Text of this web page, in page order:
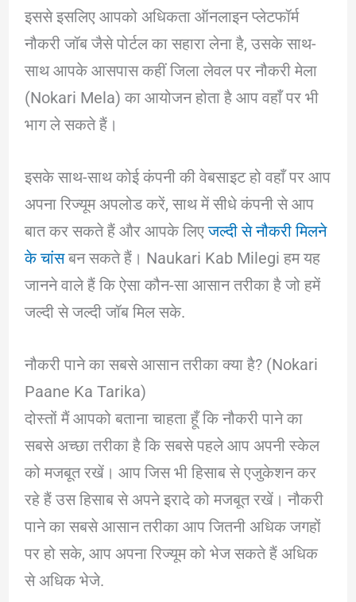
इससे इसलिए आपको अधिकता ऑनलाइन प्लेटफॉर्म
नौकरी जॉब जैसे पोर्टल का सहारा लेना है, उसके साथ-
साथ आपके आसपास कहीं जिला लेवल पर नौकरी मेला
(Nokari Mela) का आयोजन होता है आप वहाँ पर भी
भाग ले सकते हैं।
इसके साथ-साथ कोई कंपनी की वेबसाइट हो वहाँ पर आप
अपना रिज्यूम अपलोड करें, साथ में सीधे कंपनी से आप
बात कर सकते हैं और आपके लिएजल्दी से नौकरीमिलने
के चांसबन सकते हैं। Naukari Kab Milegi हम यह
जानने वाले हैं कि ऐसा कौन-सा आसान तरीका है जो हमें
जल्दी से जल्दी जॉब मिल सके.
नौकरी पाने का सबसे आसान तरीका क्या है? (Nokari
Paane Ka Tarika)
दोस्तों मैं आपको बताना चाहता हूँ कि नौकरी पाने का
सबसे अच्छा तरीका है कि सबसे पहले आप अपनी स्केल
को मजबूत रखें। आप जिस भी हिसाब से एजुकेशन कर
रहे हैं उस हिसाब से अपने इरादे को मजबूत रखें। नौकरी
पाने का सबसे आसान तरीका आप जितनी अधिक जगहों
पर हो सके, आप अपना रिज्यूम को भेज सकते हैं अधिक
से अधिक भेजे.